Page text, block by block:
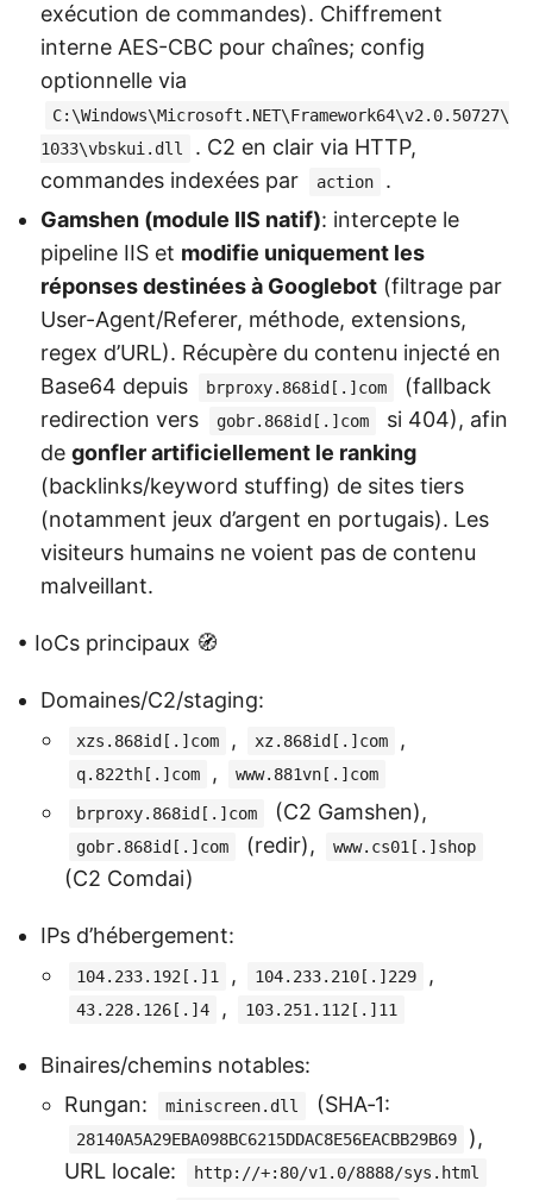
exécution de commandes). Chiffrement
interne AES-CBC pour chaînes; config
optionnelle via
C:\Windows\Microsoft.NET\Framework64\v2.0.50727\
1033\vbskui.dll
. C2 en clair via HTTP,
commandes indexées par
action
.
Gamshen (module IIS natif): intercepte le
pipeline IIS et modifie uniquement les
réponses destinées à Googlebot (filtrage par
User-Agent/Referer, méthode, extensions,
regex d’URL). Récupère du contenu injecté en
Base64 depuis
brproxy.868id[.]com
(fallback
redirection vers
gobr.868id[.]com
si 404), afin
de gonfler artificiellement le ranking
(backlinks/keyword stuffing) de sites tiers
(notamment jeux d’argent en portugais). Les
visiteurs humains ne voient pas de contenu
malveillant.
• IoCs principaux 🧭
Domaines/C2/staging:
xzs.868id[.]com , xz.868id[.]com ,
q.822th[.]com , www.881vn[.]com
brproxy.868id[.]com (C2 Gamshen),
gobr.868id[.]com (redir), www.cs01[.]shop
(C2 Comdai)
IPs d’hébergement:
104.233.192[.]1 , 104.233.210[.]229 ,
43.228.126[.]4 , 103.251.112[.]11
Binaires/chemins notables:
Rungan:
miniscreen.dll (SHA‑1:
28140A5A29EBA098BC6215DDAC8E56EACBB29B69
),
URL locale:
http://+:80/v1.0/8888/sys.html